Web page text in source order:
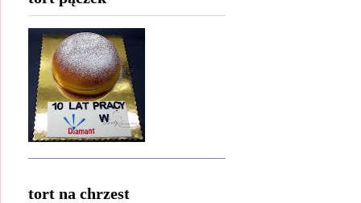
tort na chrzest